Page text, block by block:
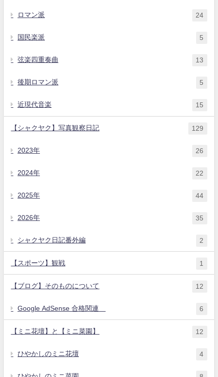
ロマン派 24
国民楽派 5
弦楽四重奏曲 13
後期ロマン派 5
近現代音楽 15
【シャクヤク】写真観察日記 129
2023年 26
2024年 22
2025年 44
2026年 35
シャクヤク日記番外編 2
【スポーツ】観戦 1
【ブログ】そのものについて 12
Google AdSense 合格関連 6
【ミニ花壇】と【ミニ菜園】 12
ひやかしのミニ花壇 4